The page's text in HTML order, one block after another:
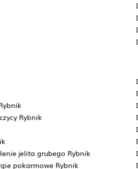
Rybnik
jelita grubego Rybnik
pokarmowe Rybnik